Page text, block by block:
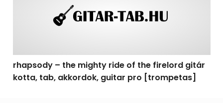
rhapsody – the mighty ride of the firelord gitár
kotta, tab, akkordok, guitar pro [trompetas]